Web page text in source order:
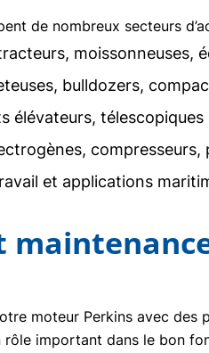
de nombreux secteurs
moissonneuses,
bulldozers,
élévateurs, télescopiques
compresseurs,
et applications
moteur Perkins avec des
rôle important dans le bon